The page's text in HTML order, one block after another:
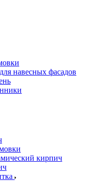
навесных фасадов
кирпич